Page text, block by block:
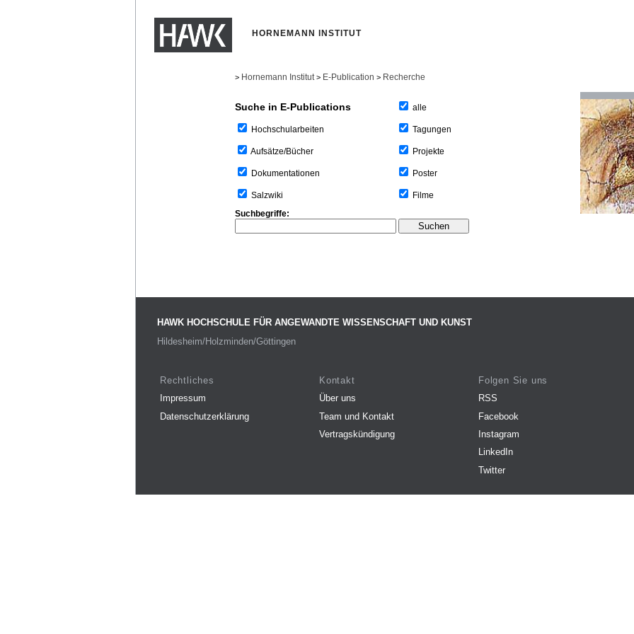
HORNEMANN INSTITUT
> Hornemann Institut > E-Publication > Recherche
Suche in E-Publications
Hochschularbeiten
Aufsätze/Bücher
Dokumentationen
Salzwiki
alle
Tagungen
Projekte
Poster
Filme
Suchbegriffe:
HAWK HOCHSCHULE FÜR ANGEWANDTE WISSENSCHAFT UND KUNST
Hildesheim/Holzminden/Göttingen
Rechtliches
Impressum
Datenschutzerklärung
Kontakt
Über uns
Team und Kontakt
Vertragskündigung
Folgen Sie uns
RSS
Facebook
Instagram
LinkedIn
Twitter